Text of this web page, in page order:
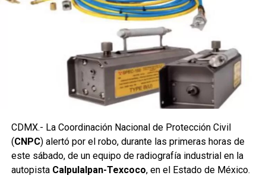
CDMX.- La Coordinación Nacional de Protección Civil
(CNPC) alertó por el robo, durante las primeras horas de
este sábado, de un equipo de radiografía industrial en la
autopista Calpulalpan-Texcoco, en el Estado de México.